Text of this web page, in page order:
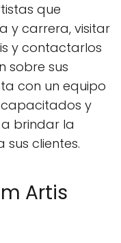
que
y carrera, visitar
y contactarlos
sobre sus
con un equipo
y
brindar la
sus clientes.
Artis